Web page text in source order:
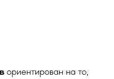
ориентирован на то,